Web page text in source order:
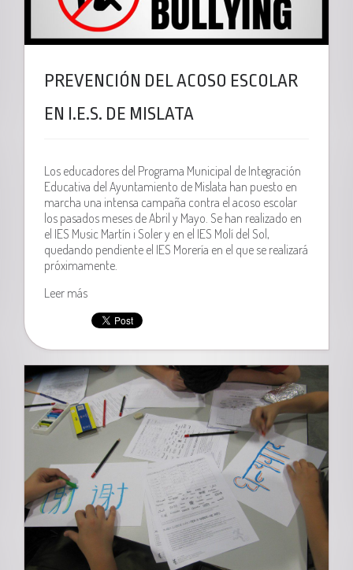
PREVENCIÓN DEL ACOSO ESCOLAR
EN I.E.S. DE MISLATA
Los educadores del Programa Municipal de Integración
Educativa del Ayuntamiento de Mislata han puesto en
marcha una intensa campaña contra el acoso escolar
los pasados meses de Abril y Mayo. Se han realizado en
el IES Music Martín i Soler y en el IES Molí del Sol,
quedando pendiente el IES Morería en el que se realizará
próximamente.
Leer más